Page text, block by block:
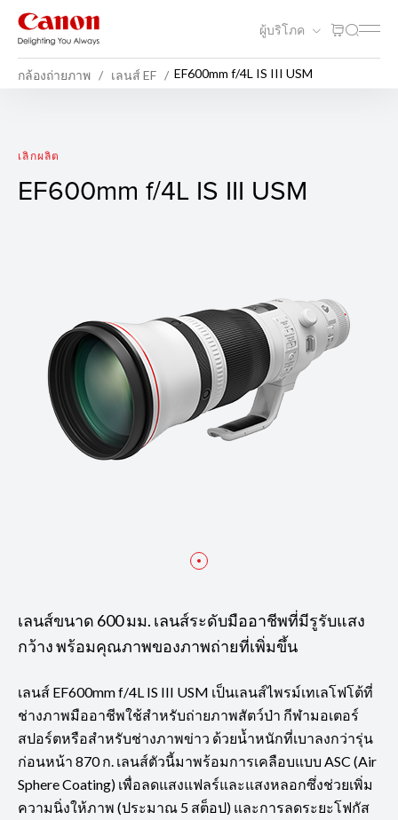
ผู้บริโภค
กล้องถ่ายภาพ เลนส์ EF EF600mm f/4L IS III USM
EF600mm f/4L IS III USM
เลิกผลิต
EF600mm f/4L IS III USM
เลนส์ขนาด 600 มม. เลนส์ระดับมืออาชีพที่มีรูรับแสง
กว้าง พร้อมคุณภาพของภาพถ่ายที่เพิ่มขึ้น
เลนส์ EF600mm f/4L IS III USM เป็นเลนส์ไพรม์เทเลโฟโต้ที่
ช่างภาพมืออาชีพใช้สำหรับถ่ายภาพสัตว์ป่า กีฬามอเตอร์
สปอร์ตหรือสำหรับช่างภาพข่าว ด้วยน้ำหนักที่เบาลงกว่ารุ่น
ก่อนหน้า 870 ก. เลนส์ตัวนี้มาพร้อมการเคลือบแบบ ASC (Air
Sphere Coating) เพื่อลดแสงแฟลร์และแสงหลอกซึ่งช่วยเพิ่ม
ความนิ่งให้ภาพ (ประมาณ 5 สต็อป) และการลดระยะโฟกัส